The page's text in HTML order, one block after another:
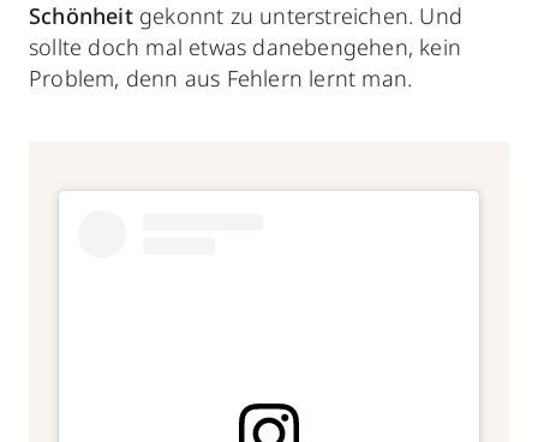
Schönheitgekonnt zu unterstreichen. Und
sollte doch mal etwas danebengehen, kein
Problem, denn aus Fehlern lernt man.